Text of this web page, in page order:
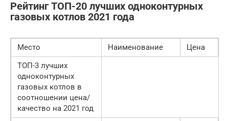
Рейтинг ТОП-20 лучших одноконтурных
газовых котлов 2021 года
Место Наименование
Цена
ТОП-3 лучших
одноконтурных
газовых котлов в
соотношении цена/
качество на 2021 год